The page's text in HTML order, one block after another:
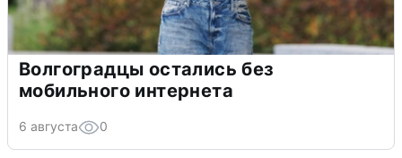
Волгоградцы остались без
мобильного интернета
6 августа 0